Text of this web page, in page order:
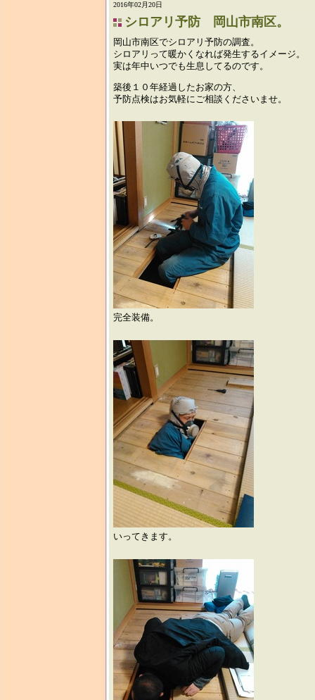
2016年02月20日
シロアリ予防 岡山市南区。
岡山市南区でシロアリ予防の調査。
シロアリって暖かくなれば発生するイメージ。
実は年中いつでも生息してるのです。
築後１０年経過したお家の方、
予防点検はお気軽にご相談くださいませ。
完全装備。
いってきます。